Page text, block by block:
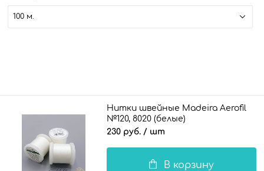
100 м.
Нитки швейные Madeira Aerofil
№120, 8020 (белые)
230 руб. / шт
В корзину